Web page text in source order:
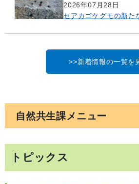
2026年07月28日
セアカゴケグモの新た
>>新着情報の一覧を
自然共生課メニュー
トピックス